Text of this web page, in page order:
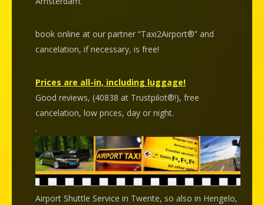
book online at our partner “Taxi2Airport®” and
cancelation, if necessary, is free!
Prices are all-in, including luggage!
Good reviews, (40838 at Trustpilot®!), free
cancelation, low prices, day or night.
.
Airport Shuttle Service in Twente, so also in Hengelo,